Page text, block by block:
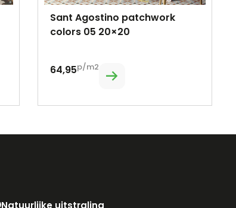
Sant Agostino patchwork
colors 05 20×20
64,95p/m2
Natuurlijke uitstraling